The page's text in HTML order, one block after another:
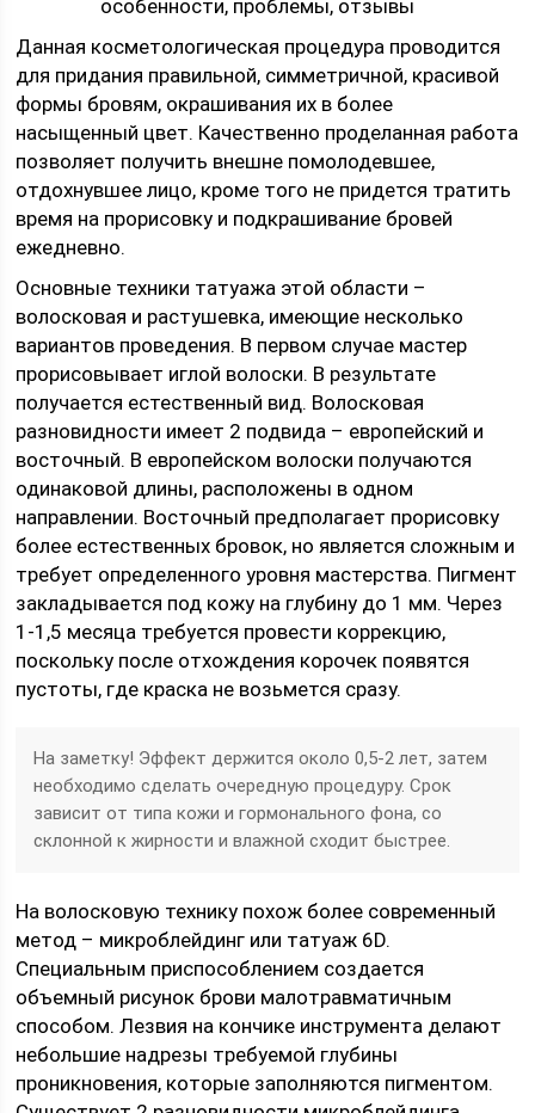
Данная косметологическая процедура проводится
для придания правильной, симметричной, красивой
формы бровям, окрашивания их в более
насыщенный цвет. Качественно проделанная работа
позволяет получить внешне помолодевшее,
отдохнувшее лицо, кроме того не придется тратить
время на прорисовку и подкрашивание бровей
ежедневно.
Основные техники татуажа этой области –
волосковая и растушевка, имеющие несколько
вариантов проведения. В первом случае мастер
прорисовывает иглой волоски. В результате
получается естественный вид. Волосковая
разновидности имеет 2 подвида – европейский и
восточный. В европейском волоски получаются
одинаковой длины, расположены в одном
направлении. Восточный предполагает прорисовку
более естественных бровок, но является сложным и
требует определенного уровня мастерства. Пигмент
закладывается под кожу на глубину до 1 мм. Через
1-1,5 месяца требуется провести коррекцию,
поскольку после отхождения корочек появятся
пустоты, где краска не возьмется сразу.
На заметку! Эффект держится около 0,5-2 лет, затем
необходимо сделать очередную процедуру. Срок
зависит от типа кожи и гормонального фона, со
склонной к жирности и влажной сходит быстрее.
На волосковую технику похож более современный
метод – микроблейдинг или татуаж 6D.
Специальным приспособлением создается
объемный рисунок брови малотравматичным
способом. Лезвия на кончике инструмента делают
небольшие надрезы требуемой глубины
проникновения, которые заполняются пигментом.